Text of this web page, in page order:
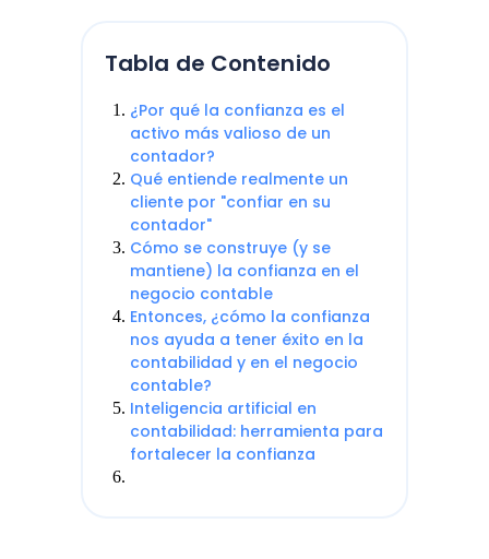
Tabla de Contenido
¿Por qué la confianza es el
activo más valioso de un
contador?
Qué entiende realmente un
cliente por "confiar en su
contador"
Cómo se construye (y se
mantiene) la confianza en el
negocio contable
Entonces, ¿cómo la confianza
nos ayuda a tener éxito en la
contabilidad y en el negocio
contable?
Inteligencia artificial en
contabilidad: herramienta para
fortalecer la confianza